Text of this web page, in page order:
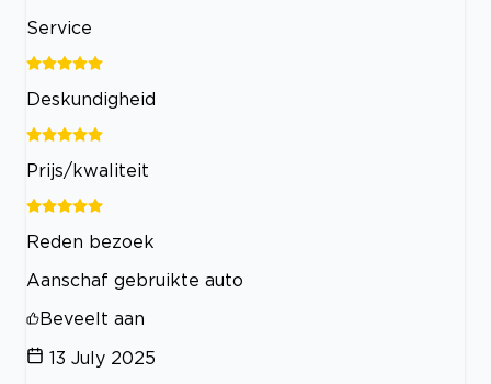
Service
Deskundigheid
Prijs/kwaliteit
Reden bezoek
Aanschaf gebruikte auto
Beveelt aan
13 July 2025